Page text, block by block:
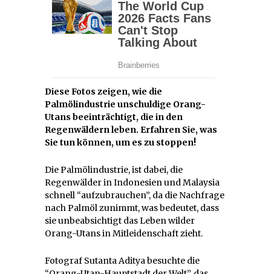
Diese Fotos zeigen, wie die
Palmölindustrie unschuldige Orang-
Utans beeinträchtigt, die in den
Regenwäldern leben. Erfahren Sie, was
Sie tun können, um es zu stoppen!
Die Palmölindustrie, ist dabei, die
Regenwälder in Indonesien und Malaysia
schnell “aufzubrauchen”, da die Nachfrage
nach Palmöl zunimmt, was bedeutet, dass
sie unbeabsichtigt das Leben wilder
Orang-Utans in Mitleidenschaft zieht.
Fotograf Sutanta Aditya besuchte die